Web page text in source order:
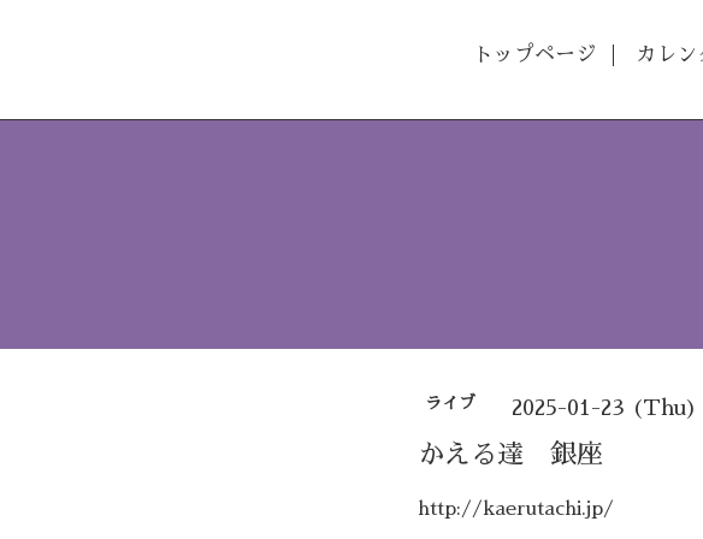
トップページ カレン
ライブ 2025-01-23 (Thu)
かえる達 銀座
http://kaerutachi.jp/